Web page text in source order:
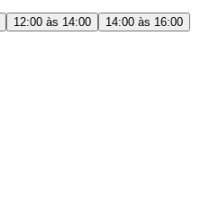
12:00 às 14:00
14:00 às 16:00